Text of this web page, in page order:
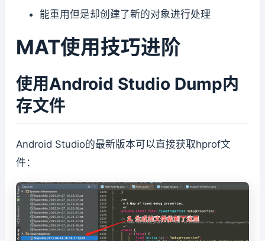
能重用但是却创建了新的对象进行处理
MAT使用技巧进阶
使用Android Studio Dump内
存文件
Android Studio的最新版本可以直接获取hprof文
件：